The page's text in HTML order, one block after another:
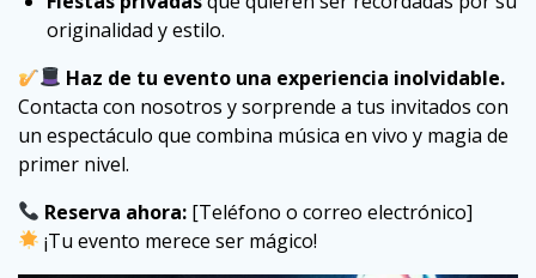
originalidad y estilo.
Haz de tu evento una experiencia inolvidable.
Contacta con nosotros y sorprende a tus invitados con
un espectáculo que combina música en vivo y magia de
primer nivel.
Reserva ahora: [Teléfono o correo electrónico]
¡Tu evento merece ser mágico!